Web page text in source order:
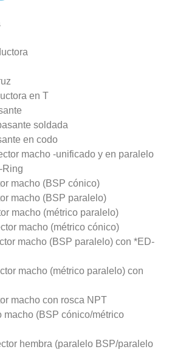
en T
soldada
en codo
macho -unificado y en paralelo
Ring
macho (BSP cónico)
macho (BSP paralelo)
macho (métrico paralelo)
macho (métrico cónico)
macho (BSP paralelo) con *ED-
macho (métrico paralelo) con
macho con rosca NPT
macho (BSP cónico/métrico
hembra (paralelo BSP/paralelo